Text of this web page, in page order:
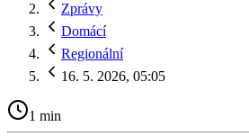
Zprávy
Domácí
Regionální
16. 5. 2026, 05:05
1 min